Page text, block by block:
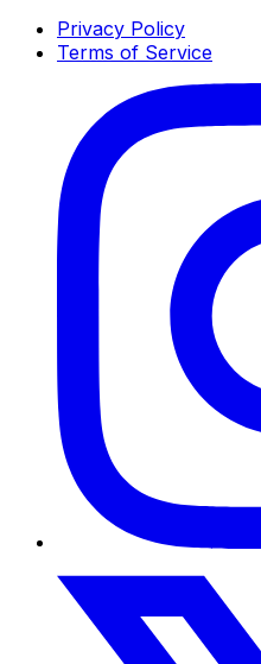
Privacy Policy
Terms of Service